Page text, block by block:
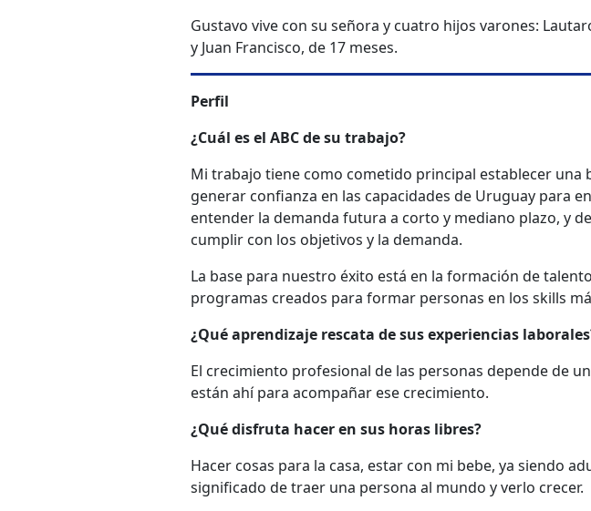
Gustavo vive con su señora y cuatro hijos varones:
y Juan Francisco, de 17 meses.
Perfil
¿Cuál es el ABC de su trabajo?
Mi trabajo tiene como cometido principal establecer una
generar confianza en las capacidades de Uruguay para
entender la demanda futura a corto y mediano plazo, y
cumplir con los objetivos y la demanda.
La base para nuestro éxito está en la formación de
programas creados para formar personas en los skills
¿Qué aprendizaje rescata de sus experiencias
El crecimiento profesional de las personas depende de
están ahí para acompañar ese crecimiento.
¿Qué disfruta hacer en sus horas libres?
Hacer cosas para la casa, estar con mi bebe, ya siendo
significado de traer una persona al mundo y verlo crecer.